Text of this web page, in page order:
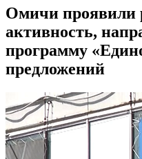
Омичи проявили
активность,
программу
предложений